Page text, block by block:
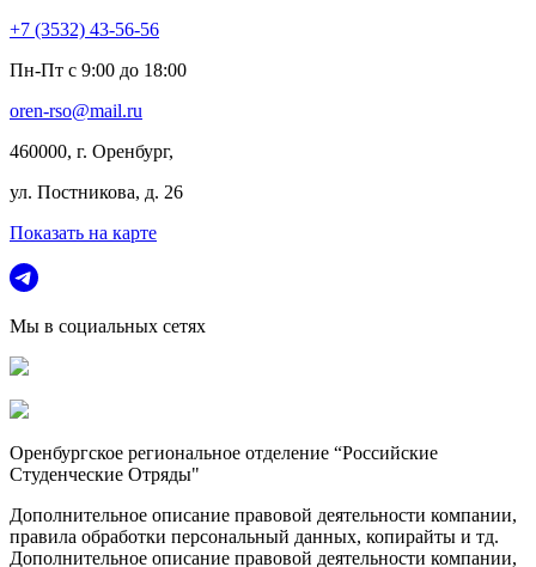
+7 (3532) 43-56-56
Пн-Пт с 9:00 до 18:00
oren-rso@mail.ru
460000, г. Оренбург,
ул. Постникова, д. 26
Показать на карте
Мы в социальных сетях
Оренбургское региональное отделение “Российские
Студенческие Отряды"
Дополнительное описание правовой деятельности компании,
правила обработки персональный данных, копирайты и тд.
Дополнительное описание правовой деятельности компании,